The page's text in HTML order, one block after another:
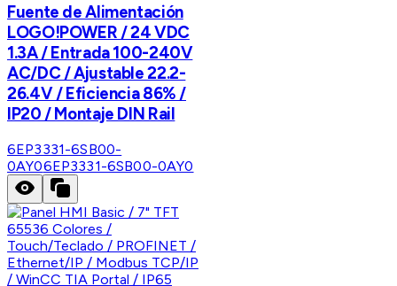
Fuente de Alimentación
LOGO!POWER / 24 VDC
1.3A / Entrada 100-240V
AC/DC / Ajustable 22.2-
26.4V / Eficiencia 86% /
IP20 / Montaje DIN Rail
6EP3331-6SB00-
0AY06EP3331-6SB00-0AY0